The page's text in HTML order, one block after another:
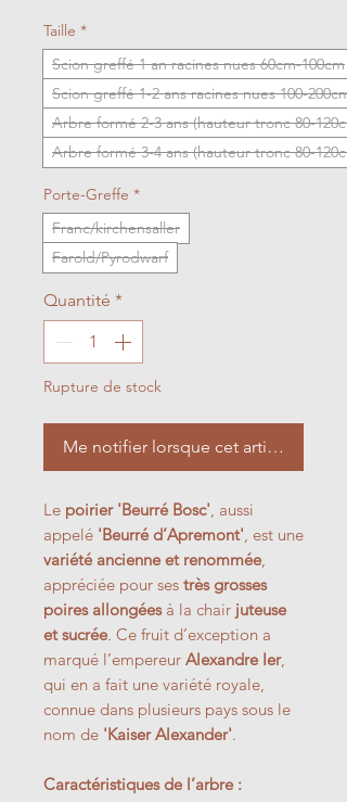
Taille *
Scion greffé 1 an racines nues 60cm-100cm
Scion greffé 1-2 ans racines nues 100-200cm
Arbre formé 2-3 ans (hauteur tronc 80-
Arbre formé 3-4 ans (hauteur tronc 80-
Porte-Greffe *
Franc/kirchensaller
Farold/Pyrodwarf
Quantité *
Rupture de stock
Me notifier lorsque cet article est
Le poirier 'Beurré Bosc', aussi
appelé 'Beurré d’Apremont', est une
variété ancienne et renommée,
appréciée pour ses très grosses
poires allongéesà la chair juteuse
et sucrée. Ce fruit d’exception a
marqué l’empereur Alexandre Ier,
qui en a fait une variété royale,
connue dans plusieurs pays sous le
nom de 'Kaiser Alexander'.
Caractéristiques de l’arbre :